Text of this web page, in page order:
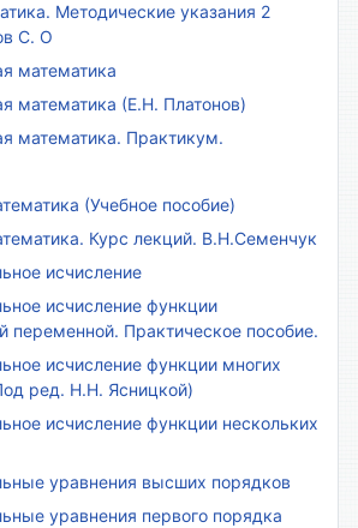
Методические указания 2
С. О
математика
математика (Е.Н. Платонов)
математика. Практикум.
(Учебное пособие)
Курс лекций. В.Н.Семенчук
исчисление
исчисление функции
переменной. Практическое пособие.
исчисление функции многих
ред. Н.Н. Ясницкой)
исчисление функции нескольких
уравнения высших порядков
уравнения первого порядка